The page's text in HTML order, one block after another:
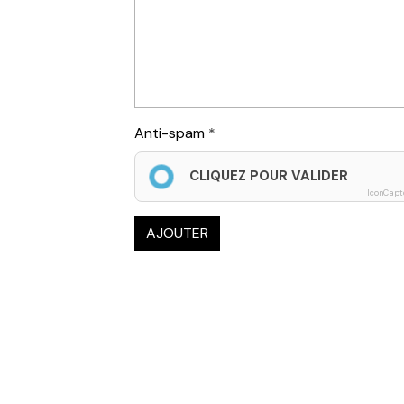
Anti-spam
CLIQUEZ POUR VALIDER
AJOUTER